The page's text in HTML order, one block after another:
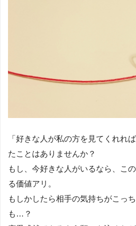
「好きな人が私の方を見てくれれ
たことはありませんか？
もし、今好きな人がいるなら、こ
る価値アリ。
もしかしたら相手の気持ちがこっ
も…？